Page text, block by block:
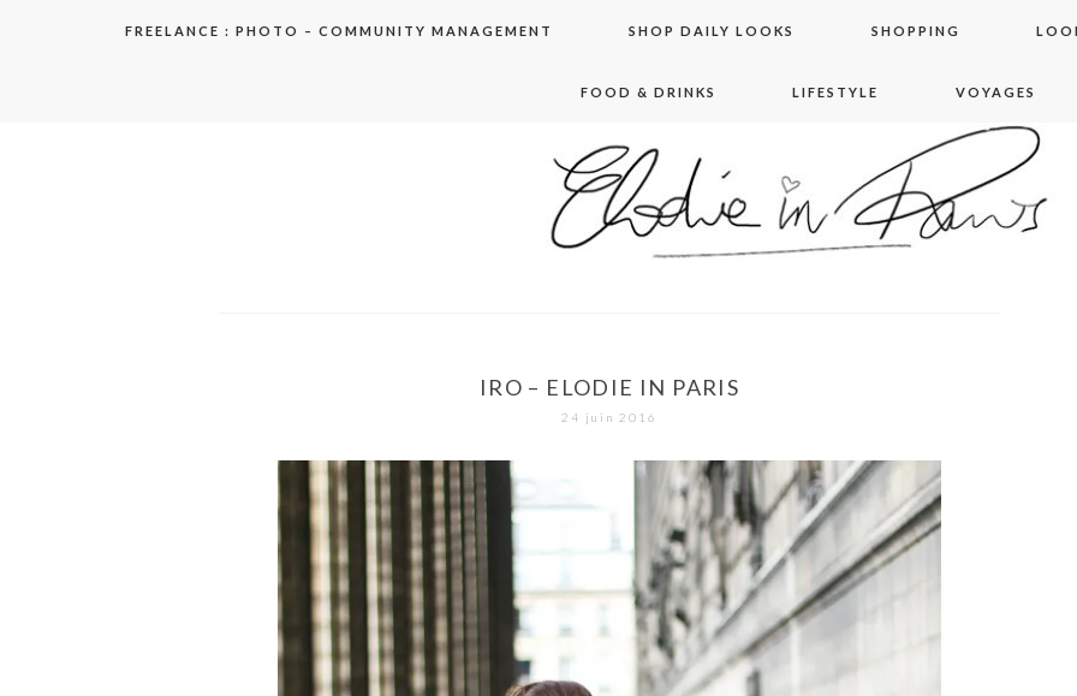
FREELANCE : PHOTO – COMMUNITY MANAGEMENT SHOP DAILY LOOKS SHOPPING
FOOD & DRINKS LIFESTYLE VOYAGES
elodie in paris
IRO – ELODIE IN PARIS
24 juin 2016